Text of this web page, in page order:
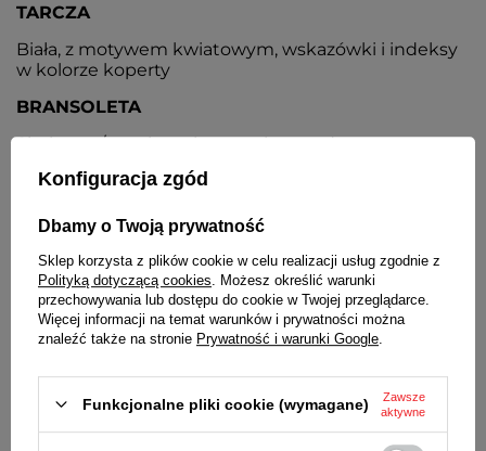
TARCZA
Biała, z motywem kwiatowym, wskazówki i indeksy
w kolorze koperty
BRANSOLETA
Siatkowa / mesh, stalowa, pokryta odporną na
Z możliwością regulacji
BATERIA
Orientacyjny czas działania zegarka bez
konieczności wymiany baterii - 3 lata
Kwarcowy, japoński
Konfiguracja zgód
Dbamy o Twoją prywatność
Sklep korzysta z plików cookie w celu realizacji usług zgodnie z
Polityką dotyczącą cookies . Możesz określić warunki
przechowywania lub dostępu do cookie w Twojej przeglądarce.
Więcej informacji na temat warunków i prywatności można
znaleźć także na stronie Prywatność i warunki Google
Funkcjonalne pliki cookie (wymagane)
Zawsze
aktywne